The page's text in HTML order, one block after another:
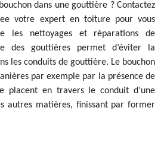
dans une gouttière ? Contactez
votre expert en toiture pour vous
les nettoyages et réparations de
des gouttières permet d’éviter la
les conduits de gouttière. Le bouchon
par exemple par la présence de
placent en travers le conduit d’une
autres matières, finissant par former